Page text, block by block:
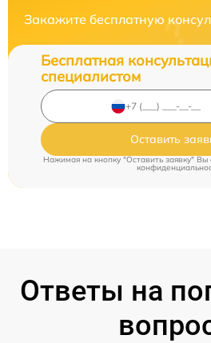
Закажите бесплатную
Бесплатная
специалистом
Оставить
Нажимая на кнопку "Оставить заявку" Вы
Ответы на